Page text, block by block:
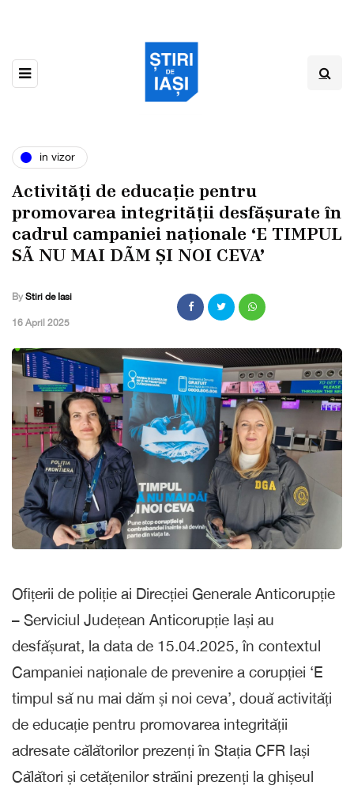
in vizor
Activități de educație pentru
promovarea integrității desfășurate în
cadrul campaniei naționale ‘E TIMPUL
SÃ NU MAI DÃM ȘI NOI CEVA’
By Stiri de Iasi
,16 April 2025
Ofițerii de poliție ai Direcției Generale Anticorupție
– Serviciul Județean Anticorupție Iași au
desfășurat, la data de 15.04.2025, în contextul
Campaniei naționale de prevenire a corupției ‘E
timpul să nu mai dăm și noi ceva’, două activități
de educație pentru promovarea integrității
adresate călătorilor prezenți în Stația CFR Iași
Călători și cetățenilor străini prezenți la ghișeul